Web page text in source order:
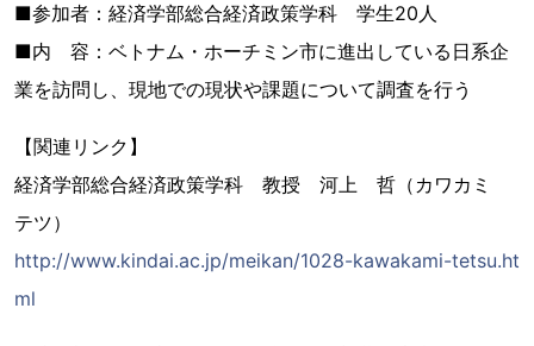
■参加者：経済学部総合経済政策学科 学生20人
■内 容：ベトナム・ホーチミン市に進出している日系企
業を訪問し、現地での現状や課題について調査を行う
【関連リンク】
経済学部総合経済政策学科 教授 河上 哲（カワカミ
テツ）
http://www.kindai.ac.jp/meikan/1028-kawakami-tetsu.ht
ml